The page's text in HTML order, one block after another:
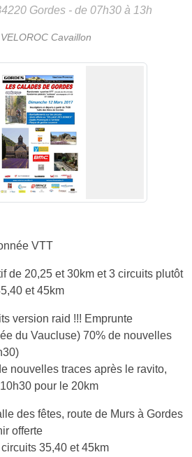
Gordes - de 07h30 à 13h
VELOROC Cavaillon
VTT
de 20,25 et 30km et 3 circuits plutôt
et 45km
version raid !!! Emprunte
du Vaucluse) 70% de nouvelles
nouvelles traces après le ravito,
pour le 20km
des fêtes, route de Murs à Gordes
offerte
35,40 et 45km